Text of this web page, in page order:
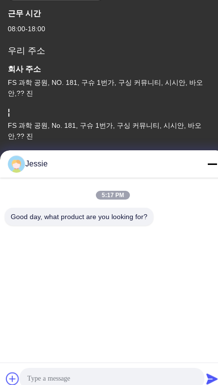
근무 시간
08:00-18:00
우리 주소
회사 주소
FS 과학 공원, NO. 181, 구슈 1번가, 구싱 커뮤니티, 시시안, 바오
안,?? 진
¦
FS 과학 공원, No. 181, 구슈 1번가, 구싱 커뮤니티, 시시안, 바오
안,?? 진
전화
86-0755-22300563
Jessie
5:17 PM
Good day, what product are you looking for?